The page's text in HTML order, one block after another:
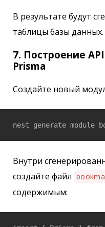
В результате будут
таблицы базы данных.
7. Построение
Prisma
Создайте новый
nest generate module
Внутри
создайте файл
содержимым: